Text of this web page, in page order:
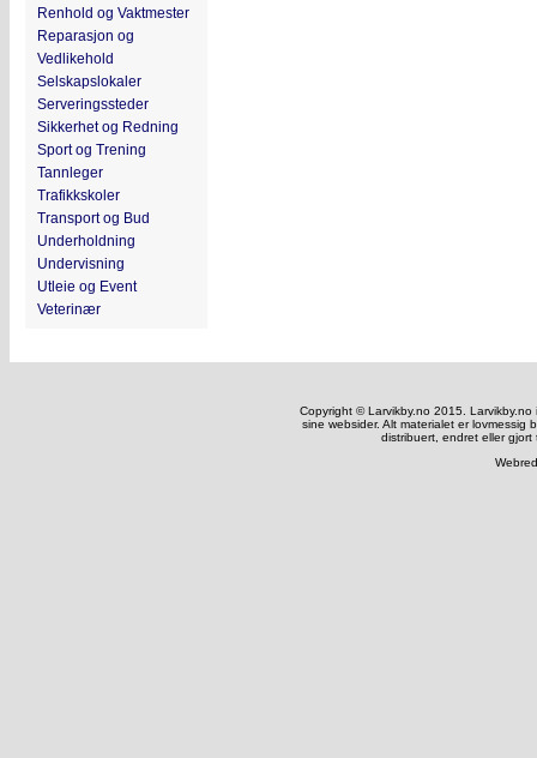
Renhold og Vaktmester
Reparasjon og
Vedlikehold
Selskapslokaler
Serveringssteder
Sikkerhet og Redning
Sport og Trening
Tannleger
Trafikkskoler
Transport og Bud
Underholdning
Undervisning
Utleie og Event
Veterinær
Copyright © Larvikby.no 2015.
sine websider. Alt materialet er
distribuert, endret eller